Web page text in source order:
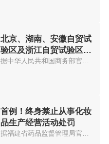
北京、湖南、安徽自贸试
验区及浙江自贸试验区扩
展区域建设一周年
首例！终身禁止从事化妆
品生产经营活动处罚